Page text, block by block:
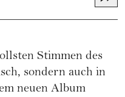
Stimmen des
sondern auch in
neuen Album